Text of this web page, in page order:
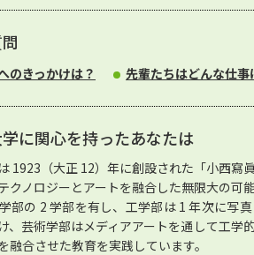
のきっかけは？ 先輩たちはどんな仕事
に関心を持ったあなたは
1923（大正 12）年に創設された「小西寫
クノロジーとアートを融合した無限大の可
部の 2 学部を有し、工学部は 1 年次に写
、芸術学部はメディアアートを通して工学
融合させた教育を実践しています。